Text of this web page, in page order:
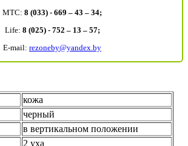
MTC: 8 (033) - 669 – 43 – 34;
Life: 8 (025) - 752 – 13 – 57;
E-mail: rezoneby@yandex.by
кожа
черный
в вертикальном положении
2 уха